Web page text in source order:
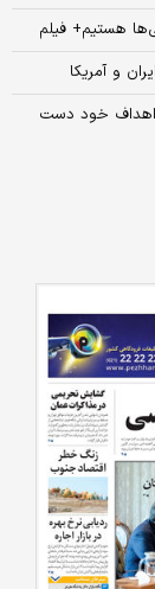
هستیم+ فیلم
و آمریکا
اهداف خود دست